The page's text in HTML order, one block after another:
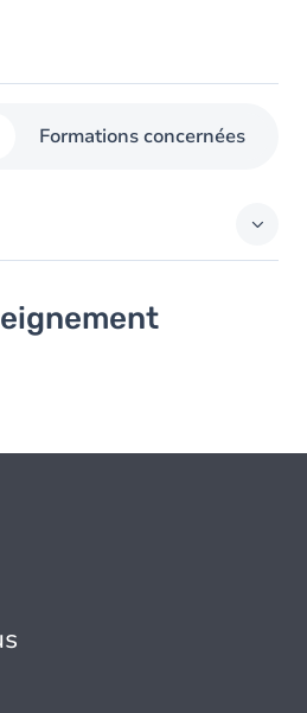
Formations concernées